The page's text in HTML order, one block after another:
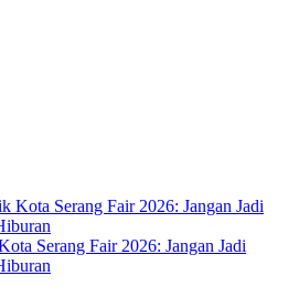
Serang Fair 2026: Jangan Jadi